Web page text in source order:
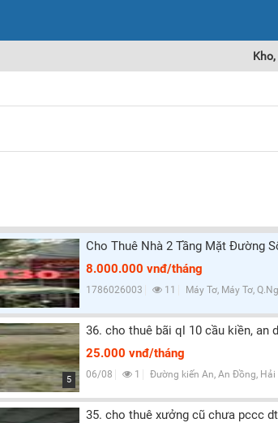
Cho Thuê Nhà 2 Tầng Mặt Đường
8.000.000 vnđ/tháng
1786026003 11 Máy Tơ, Máy Tơ,
5
36. cho thuê bãi ql 10 cầu kiền, an
25.000 vnđ/tháng
06/08 1 Đường kiến An, An Đồng, Hải
35. cho thuê xưởng cũ chưa pccc